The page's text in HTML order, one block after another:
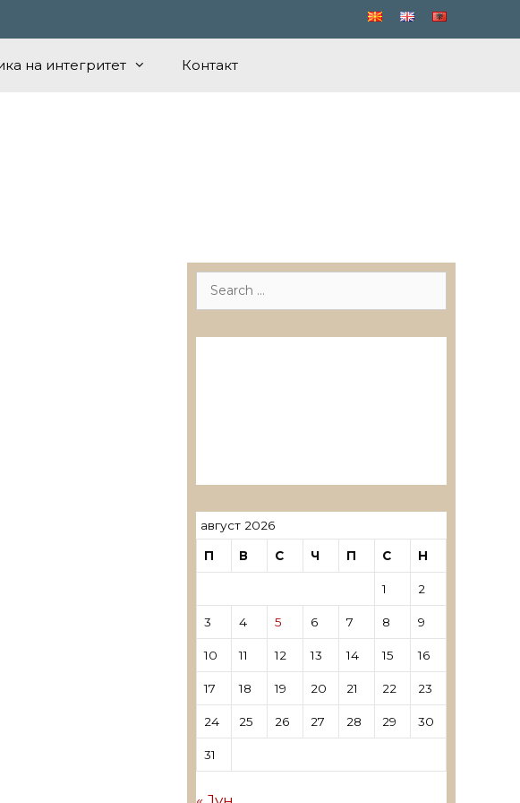
на интегритет Контакт
Search
август 2026
П В С Ч П С Н
1 2
3 4 5 6 7 8 9
10 11 12 13 14 15 16
17 18 19 20 21 22 23
24 25 26 27 28 29 30
31